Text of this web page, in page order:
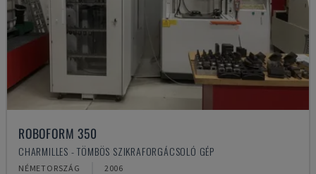
ROBOFORM 350
CHARMILLES - TÖMBÖS SZIKRAFORGÁCSOLÓ GÉP
NÉMETORSZÁG 2006